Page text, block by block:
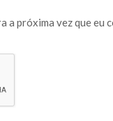
a próxima vez que eu